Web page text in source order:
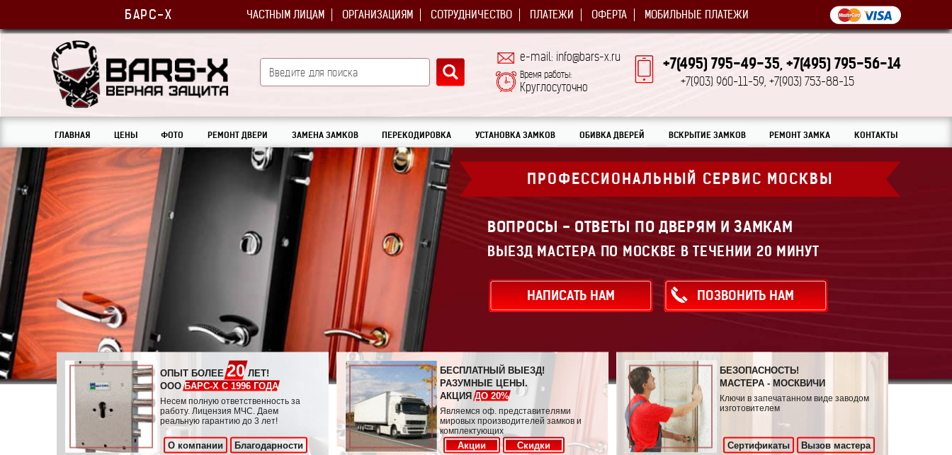
БАРС-Х ЧАСТНЫМ ЛИЦАМ ОРГАНИЗАЦИЯМ СОТРУДНИЧЕСТВО ПЛАТЕЖИ ОФЕРТА МОБИЛЬНЫЕ ПЛАТЕЖИ
e-mail: info@bars-x.ru
Время работы:
Круглосуточно
+7(495) 795-49-35, +7(495) 795-56-14
+7(903) 960-11-59, +7(903) 753-88-15
ГЛАВНАЯ ЦЕНЫ ФОТО РЕМОНТ ДВЕРИ ЗАМЕНА ЗАМКОВ ПЕРЕКОДИРОВКА УСТАНОВКА ЗАМКОВ ОБИВКА ДВЕРЕЙ ВСКРЫТИЕ ЗАМКОВ РЕМОНТ ЗАМКА КОНТАКТЫ
ПРОФЕССИОНАЛЬНЫЙ СЕРВИС МОСКВЫ
ВОПРОСЫ - ОТВЕТЫ ПО ДВЕРЯМ И ЗАМКАМ
ВЫЕЗД МАСТЕРА ПО МОСКВЕ В ТЕЧЕНИИ 20 МИНУТ
НАПИСАТЬ НАМ ПОЗВОНИТЬ НАМ
ОПЫТ БОЛЕЕ20ЛЕТ!
ОООБАРС-Х С 1996 ГОДА
Несем полную ответственность за
работу. Лицензия МЧС. Даем
реальную гарантию до 3 лет!
О компании Благодарности
БЕСПЛАТНЫЙ ВЫЕЗД!
РАЗУМНЫЕ ЦЕНЫ.
АКЦИЯДО 20%
Являемся оф. представителями
мировых производителей замков и
комплектующих
Акции Скидки
БЕЗОПАСНОСТЬ!
МАСТЕРА - МОСКВИЧИ
Ключи в запечатанном виде заводом
изготовителем
Сертификаты Вызов мастера